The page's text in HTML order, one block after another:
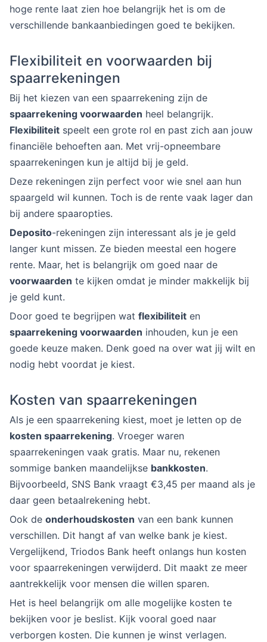
hoge rente laat zien hoe belangrijk het is om de
verschillende bankaanbiedingen goed te bekijken.
Flexibiliteit en voorwaarden bij
spaarrekeningen
Bij het kiezen van een spaarrekening zijn de
spaarrekening voorwaarden heel belangrijk.
Flexibiliteit speelt een grote rol en past zich aan jouw
financiële behoeften aan. Met vrij-opneembare
spaarrekeningen kun je altijd bij je geld.
Deze rekeningen zijn perfect voor wie snel aan hun
spaargeld wil kunnen. Toch is de rente vaak lager dan
bij andere spaaropties.
Deposito-rekeningen zijn interessant als je je geld
langer kunt missen. Ze bieden meestal een hogere
rente. Maar, het is belangrijk om goed naar de
voorwaarden te kijken omdat je minder makkelijk bij
je geld kunt.
Door goed te begrijpen wat flexibiliteit en
spaarrekening voorwaarden inhouden, kun je een
goede keuze maken. Denk goed na over wat jij wilt en
nodig hebt voordat je kiest.
Kosten van spaarrekeningen
Als je een spaarrekening kiest, moet je letten op de
kosten spaarrekening. Vroeger waren
spaarrekeningen vaak gratis. Maar nu, rekenen
sommige banken maandelijkse bankkosten.
Bijvoorbeeld, SNS Bank vraagt €3,45 per maand als je
daar geen betaalrekening hebt.
Ook de onderhoudskosten van een bank kunnen
verschillen. Dit hangt af van welke bank je kiest.
Vergelijkend, Triodos Bank heeft onlangs hun kosten
voor spaarrekeningen verwijderd. Dit maakt ze meer
aantrekkelijk voor mensen die willen sparen.
Het is heel belangrijk om alle mogelijke kosten te
bekijken voor je beslist. Kijk vooral goed naar
verborgen kosten. Die kunnen je winst verlagen.